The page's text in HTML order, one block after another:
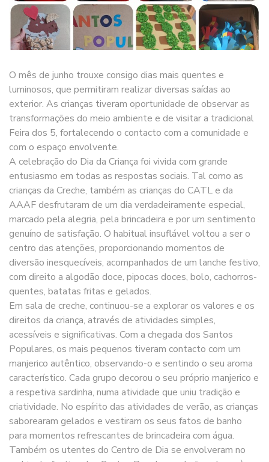
O mês de junho trouxe consigo dias mais quentes e
luminosos, que permitiram realizar diversas saídas ao
exterior. As crianças tiveram oportunidade de observar as
transformações do meio ambiente e de visitar a tradicional
Feira dos 5, fortalecendo o contacto com a comunidade e
com o espaço envolvente.
A celebração do Dia da Criança foi vivida com grande
entusiasmo em todas as respostas sociais. Tal como as
crianças da Creche, também as crianças do CATL e da
AAAF desfrutaram de um dia verdadeiramente especial,
marcado pela alegria, pela brincadeira e por um sentimento
genuíno de satisfação. O habitual insuflável voltou a ser o
centro das atenções, proporcionando momentos de
diversão inesquecíveis, acompanhados de um lanche festivo,
com direito a algodão doce, pipocas doces, bolo, cachorros-
quentes, batatas fritas e gelados.
Em sala de creche, continuou-se a explorar os valores e os
direitos da criança, através de atividades simples,
acessíveis e significativas. Com a chegada dos Santos
Populares, os mais pequenos tiveram contacto com um
manjerico autêntico, observando-o e sentindo o seu aroma
característico. Cada grupo decorou o seu próprio manjerico e
a respetiva sardinha, numa atividade que uniu tradição e
criatividade. No espírito das atividades de verão, as crianças
saborearam gelados e vestiram os seus fatos de banho
para momentos refrescantes de brincadeira com água.
Também os utentes do Centro de Dia se envolveram no